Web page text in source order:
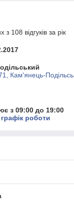
108 відгуків за рік
Кам'янець-
з 09:00 до 19:00
роботи